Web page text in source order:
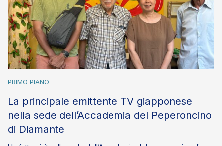
PRIMO PIANO
La principale emittente TV giapponese
nella sede dell’Accademia del Peperoncino
di Diamante